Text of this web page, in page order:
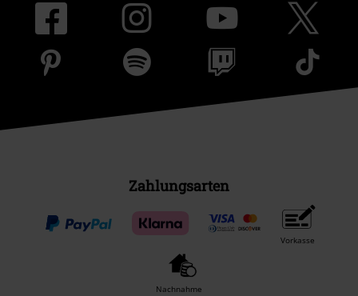
Zahlungsarten
Vorkasse
Nachnahme